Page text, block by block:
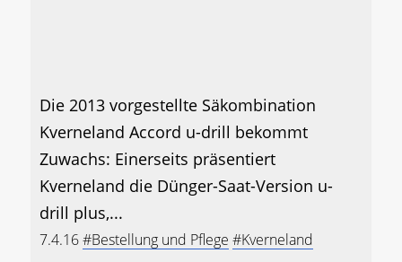
Die 2013 vorgestellte Säkombination
Kverneland Accord u-drill bekommt
Zuwachs: Einerseits präsentiert
Kverneland die Dünger-Saat-Version u-
drill plus,...
7.4.16#Bestellung und Pflege #Kverneland